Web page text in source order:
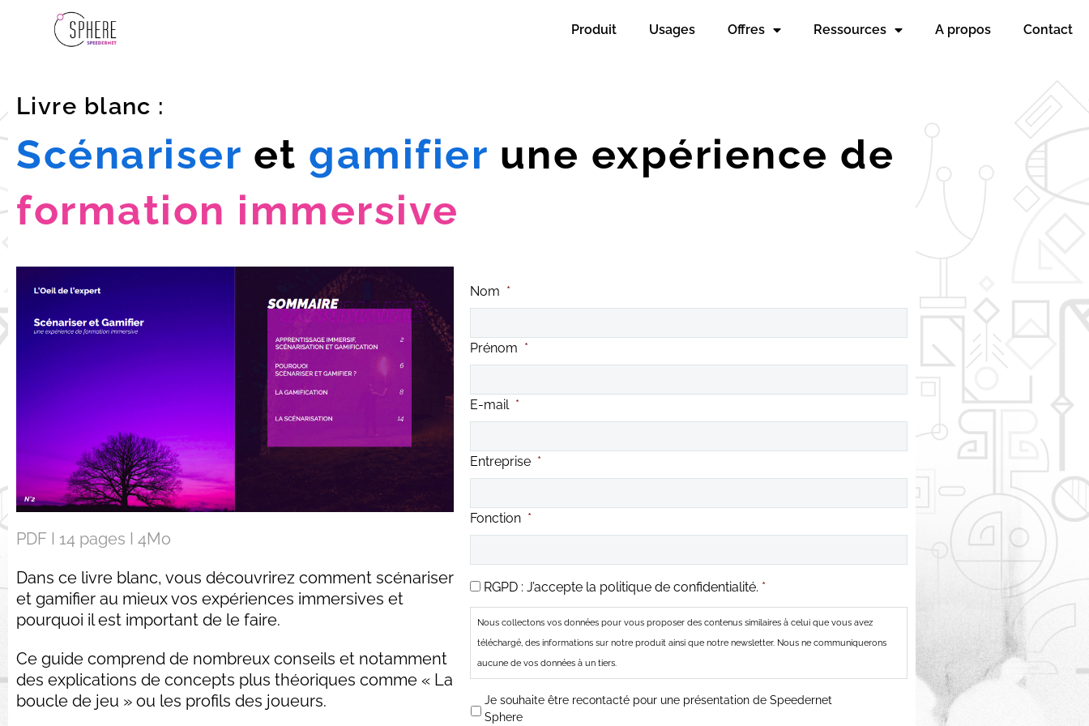
Produit Usages Offres Ressources A propos Contact
Livre blanc :
Scénariser et gamifier une expérience de
formation immersive
PDF I 14 pages I 4Mo
Dans ce livre blanc, vous découvrirez comment scénariser
et gamifier au mieux vos expériences immersives et
pourquoi il est important de le faire.
Ce guide comprend de nombreux conseils et notamment
des explications de concepts plus théoriques comme « La
boucle de jeu » ou les profils des joueurs.
Nom *
Prénom *
E-mail *
Entreprise *
Fonction *
R
G
P
D
*
RGPD : J’accepte la politique de confidentialité. *
Nous collectons vos données pour vous proposer des contenus similaires à celui que vous avez
téléchargé, des informations sur notre produit ainsi que notre newsletter. Nous ne communiquerons
aucune de vos données à un tiers.
e
Je souhaite être recontacté pour une présentation de Speedernet
Sphere